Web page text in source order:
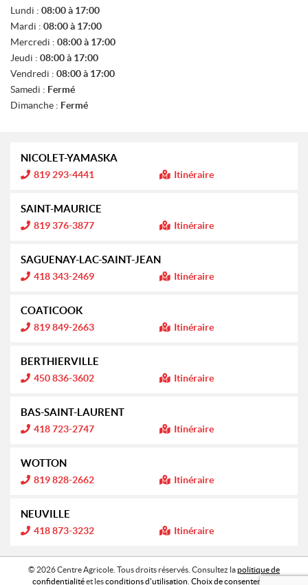
V
N
T
E
S
Lundi : 08:00 à 17:00
Mardi : 08:00 à 17:00
Mercredi : 08:00 à 17:00
Jeudi : 08:00 à 17:00
Vendredi : 08:00 à 17:00
Samedi : Fermé
Dimanche : Fermé
NICOLET-YAMASKA
I
n
o
r
m
a
o
819 293-4441 Itinéraire
SAINT-MAURICE
I
n
o
r
m
a
o
819 376-3877 Itinéraire
SAGUENAY-LAC-SAINT-JEAN
I
n
o
r
m
a
o
418 343-2469 Itinéraire
COATICOOK
I
n
o
r
m
a
o
819 849-2663 Itinéraire
BERTHIERVILLE
I
n
o
r
m
a
o
450 836-3602 Itinéraire
BAS-SAINT-LAURENT
I
n
o
r
m
a
o
418 723-2747 Itinéraire
WOTTON
I
n
o
r
m
a
i
819 828-2662 Itinéraire
NEUVILLE
I
n
o
418 873-3232 Itinéraire
© 2026 Centre Agricole. Tous droits réservés. Consultez lapolitique de
confidentialitéet lesconditions d'utilisation Choix de consentement